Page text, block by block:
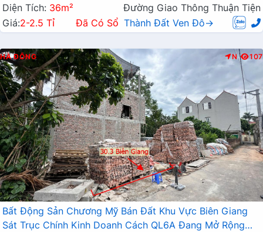
Diện Tích: 36m²
Đường Giao Thông Thuận Tiện
Giá:2-2.5 Tỉ Đã Có Sổ Thành Đất Ven Đô→
HÀ ĐÔNG N 107
Bất Động Sản Chương Mỹ Bán Đất Khu Vực Biên Giang
Sát Trục Chính Kinh Doanh Cách QL6A Đang Mở Rộng